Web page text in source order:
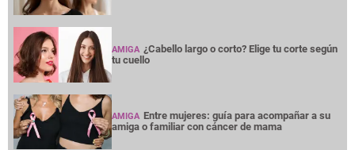
AMIGA ¿Cabello largo o corto? Elige tu corte según
tu cuello
AMIGA Entre mujeres: guía para acompañar a su
amiga o familiar con cáncer de mama